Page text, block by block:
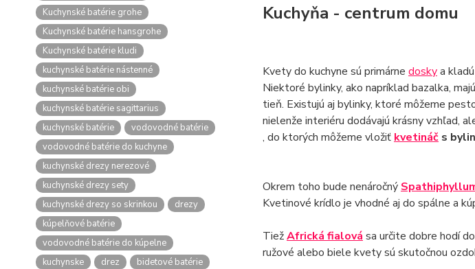
Kuchynské batérie grohe
Kuchynské batérie hansgrohe
Kuchynské batérie kludi
kuchynské batérie nástenné
kuchynské batérie obi
kuchynské batérie sagittarius
kuchynské batérie
vodovodné batérie
vodovodné batérie do kuchyne
kuchynské drezy nerezové
kuchynské drezy sety
kuchynské drezy so skrinkou
drezy
kúpelňové batérie
vodovodné batérie do kúpelne
kuchynske
drez
bidetové batérie
Kuchyňa - centrum domu
Kvety do kuchyne sú primárne doskya
Niektoré bylinky, ako napríklad bazalka,
tieň. Existujú aj bylinky, ktoré môžeme
nielenže interiéru dodávajú krásny vzhľad,
, do ktorých môžeme vložiť kvetináčs
Okrem toho bude nenáročný
Kvetinové krídlo je vhodné aj do spálne a
TiežAfrická fialová sa určite dobre hodí
ružové alebo biele kvety sú skutočnou